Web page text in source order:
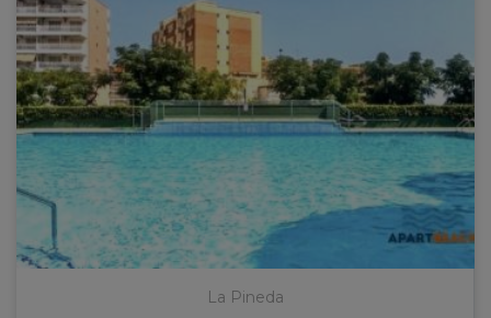
como de cualquier otra localidad, depende tanto de
las fechas como de la ubicación. Elige bien según tu
presupuesto vacacional.
Consejos para conseguir tu mejor
apartamento turístico en Tarragona
Además de tener en cuenta todo lo anterior, desde
Apartbeach hacemos especial hincapié en que
también consideres algunos otros elementos para
escoger tu mejor alojamiento turístico en Salou y
toda la Costa Daurada.La Pineda